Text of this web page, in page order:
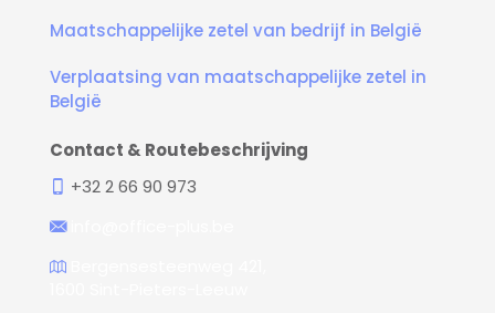
Maatschappelijke zetel van bedrijf in België
Verplaatsing van maatschappelijke zetel in
België
Contact & Routebeschrijving
+32 2 66 90 973
info@office-plus.be